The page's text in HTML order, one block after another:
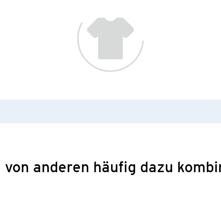
von anderen häufig dazu